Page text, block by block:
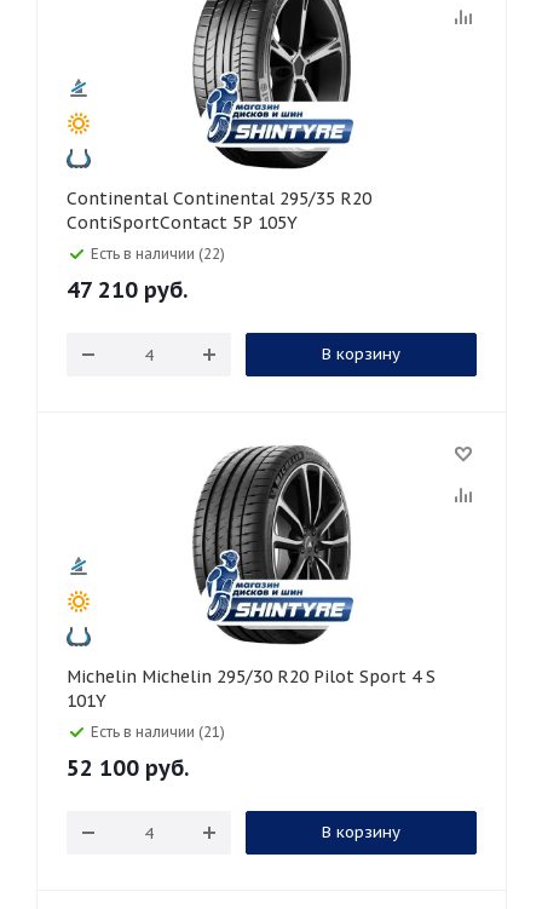
Continental Continental 295/35 R20
ContiSportContact 5P 105Y
Есть в наличии (22)
47 210 руб.
В корзину
Michelin Michelin 295/30 R20 Pilot Sport 4 S
101Y
Есть в наличии (21)
52 100 руб.
В корзину